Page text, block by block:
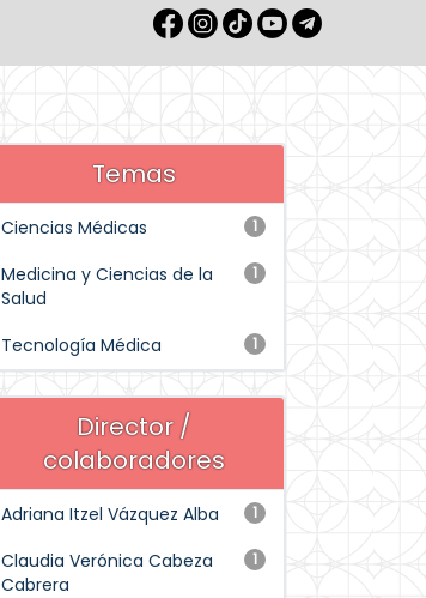
Temas
1
Ciencias Médicas
1
Medicina y Ciencias de la
Salud
1
Tecnología Médica
Director /
colaboradores
1
Adriana Itzel Vázquez Alba
1
Claudia Verónica Cabeza
Cabrera